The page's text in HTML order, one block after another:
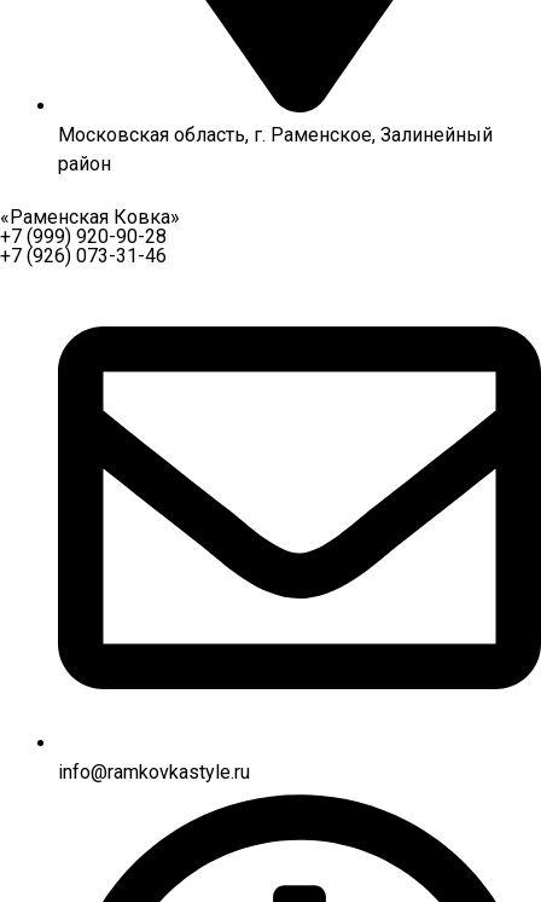
Московская область, г. Раменское, Залинейный
район
«Раменская Ковка»
+7 (999) 920-90-28
+7 (926) 073-31-46
info@ramkovkastyle.ru